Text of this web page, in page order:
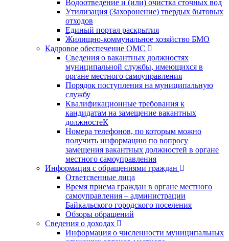
Водоотведение и (или) очистка сточных вод
Утилизация (Захоронение) твердых бытовых
отходов
Единый портал раскрытия
Жилищно-коммунальное хозяйство БМО
Кадровое обеспечение ОМС
Сведения о вакантных должностях
муниципальной службы, имеющихся в
органе местного самоуправления
Порядок поступления на муниципальную
службу
Квалификационные требования к
кандидатам на замещение вакантных
должностеК
Номера телефонов, по которым можно
получить информацию по вопросу
замещения вакантных должностей в органе
местного самоуправления
Информация с обращениями граждан
Ответсвенные лица
Время приема граждан в органе местного
самоуправления – администрации
Байкальского городского поселения
Обзоры обращений
Сведения о доходах
Информация о численности муниципальных